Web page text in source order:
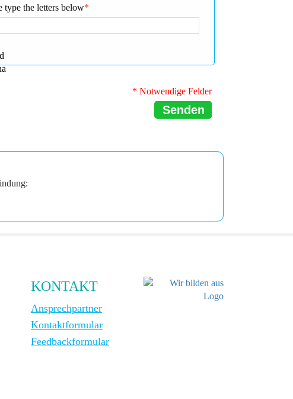
*
type the letters below
* Notwendige Felder
Senden
KONTAKT
Ansprechpartner
Kontaktformular
Feedbackformular